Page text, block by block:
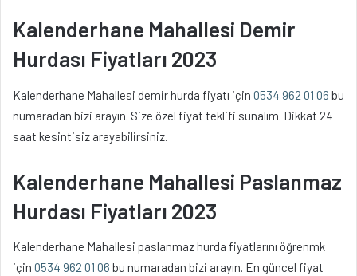
Kalenderhane Mahallesi Demir
Hurdası Fiyatları 2023
Kalenderhane Mahallesi demir hurda fiyatı için 0534 962 01 06 bu
numaradan bizi arayın. Size özel fiyat teklifi sunalım. Dikkat 24
saat kesintisiz arayabilirsiniz.
Kalenderhane Mahallesi Paslanmaz
Hurdası Fiyatları 2023
Kalenderhane Mahallesi paslanmaz hurda fiyatlarını öğrenmk
için 0534 962 01 06 bu numaradan bizi arayın. En güncel fiyat